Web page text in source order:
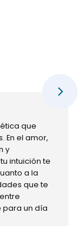
que
En el amor,
y
intuición te
a la
que te
un día